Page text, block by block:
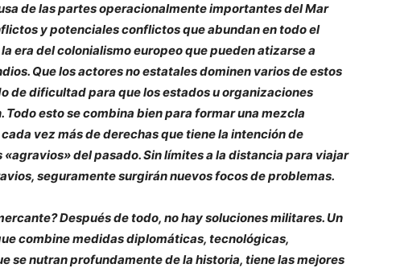
de las partes operacionalmente importantes del Mar
y potenciales conflictos que abundan en todo el
era del colonialismo europeo que pueden atizarse a
Que los actores no estatales dominen varios de estos
de dificultad para que los estados u organizaciones
Todo esto se combina bien para formar una mezcla
vez más de derechas que tiene la intención de
del pasado. Sin límites a la distancia para viajar
seguramente surgirán nuevos focos de problemas.
Después de todo, no hay soluciones militares. Un
combine medidas diplomáticas, tecnológicas,
se nutran profundamente de la historia, tiene las mejores